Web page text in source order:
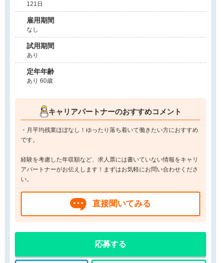
121日
雇用期間
なし
試用期間
あり
定年年齢
あり 60歳
キャリアパートナーのおすすめコメント
・月平均残業ほぼなし！ゆったり落ち着いて働きたい方におすすめ
です。
経験を考慮した年収額など、求人票には書いていない情報をキャリ
アパートナーがお伝えします！まずはお気軽にお問い合わせくださ
い。
直接聞いてみる
応募する